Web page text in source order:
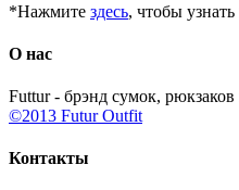
*Нажмите здесь, чтобы
О нас
Futtur - брэнд сумок, рюкзаков
©2013 Futur Outfit
Контакты